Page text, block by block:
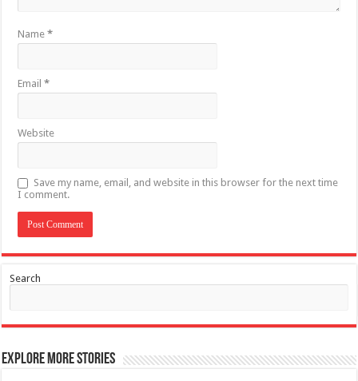
Name*
Email*
Website
Save my name, email, and website in this browser for the next time
I comment.
Search
Explore More Stories